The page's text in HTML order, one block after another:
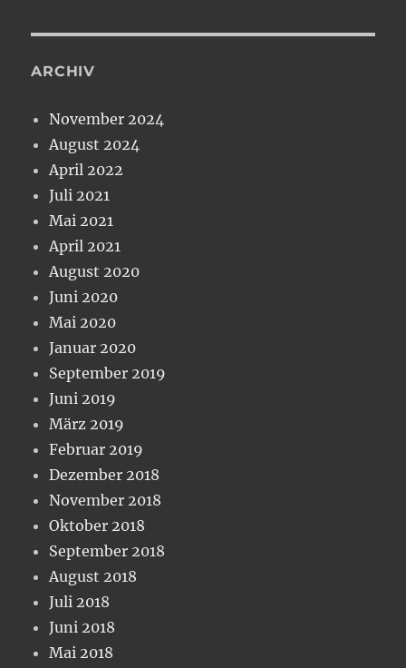
ARCHIV
November 2024
August 2024
April 2022
Juli 2021
Mai 2021
April 2021
August 2020
Juni 2020
Mai 2020
Januar 2020
September 2019
Juni 2019
März 2019
Februar 2019
Dezember 2018
November 2018
Oktober 2018
September 2018
August 2018
Juli 2018
Juni 2018
Mai 2018